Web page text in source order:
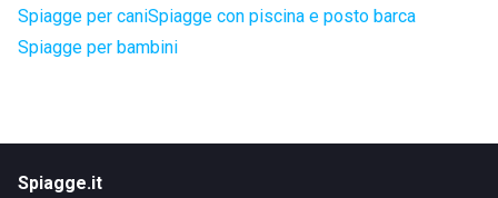
Spiagge per caniSpiagge con piscina e posto barca
Spiagge per bambini
Spiagge.it